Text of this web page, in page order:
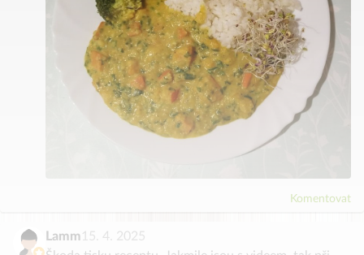
Komentovat
Lamm15. 4. 2025